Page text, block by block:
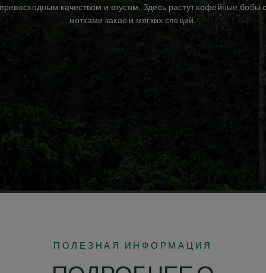
качеством и вкусом. Здесь растут кофейные бобы
нотками какао и мягких специй.
ПОЛЕЗНАЯ ИНФОРМАЦИЯ